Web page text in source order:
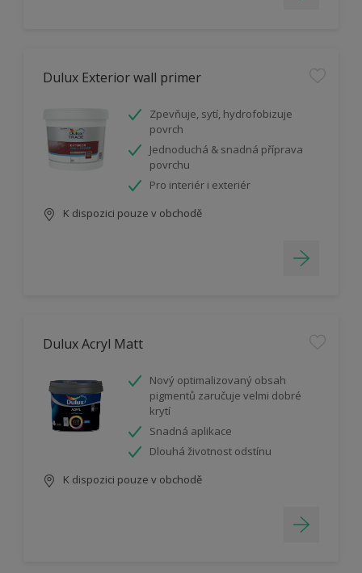
Dulux Exterior wall primer
Zpevňuje, sytí, hydrofobizuje
povrch
Jednoduchá & snadná příprava
povrchu
Pro interiér i exteriér
K dispozici pouze v obchodě
Dulux Acryl Matt
Nový optimalizovaný obsah
pigmentů zaručuje velmi dobré
krytí
Snadná aplikace
Dlouhá životnost odstínu
K dispozici pouze v obchodě